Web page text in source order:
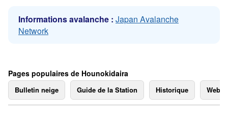
Informations avalanche : Japan Avalanche
Network
Pages populaires de Hounokidaira
Bulletin neige Guide de la Station Historique